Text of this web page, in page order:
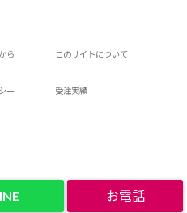
ら このサイトについて
ー 受注実績
作ろ？ , 2023 All Rights Reserved.